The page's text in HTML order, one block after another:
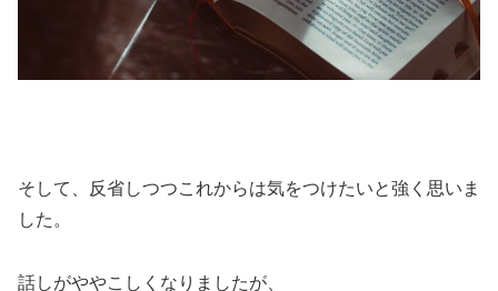
そして、反省しつつこれからは気をつけたいと強く思いま
した。
話しがややこしくなりましたが、